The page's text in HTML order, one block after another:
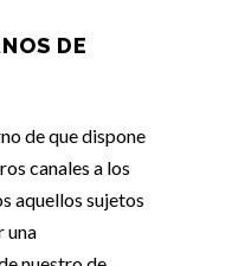
DE
de que dispone
canales a los
aquellos sujetos
una